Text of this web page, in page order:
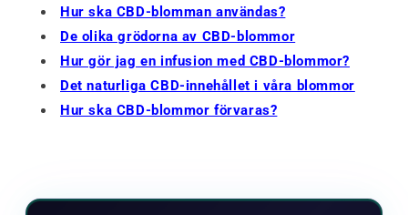
Hur ska CBD-blomman användas?
De olika grödorna av CBD-blommor
Hur gör jag en infusion med CBD-blommor?
Det naturliga CBD-innehållet i våra blommor
Hur ska CBD-blommor förvaras?